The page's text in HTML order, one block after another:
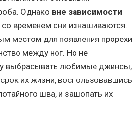
Однако вне зависимости
со временем они изнашиваются.
местом для появления прорехи
между ног. Но не
выбрасывать любимые джинсы,
их жизни, воспользовавшись
шва, и зашопать их